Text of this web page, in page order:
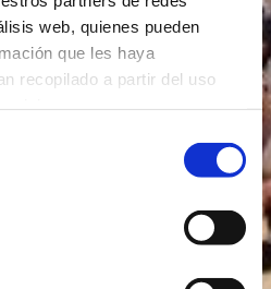
web, quienes pueden
que les haya
recopilado a partir del uso